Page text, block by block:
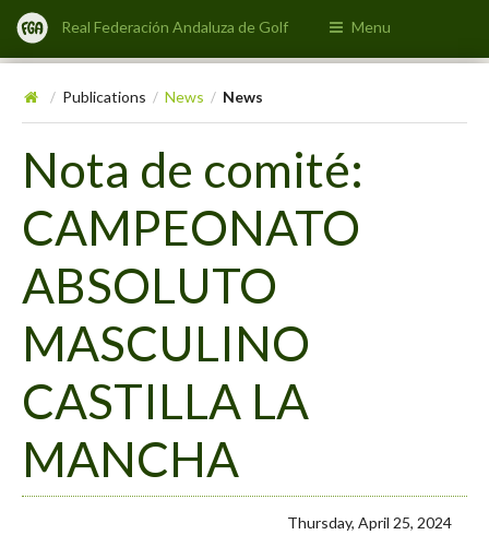
Real Federación Andaluza de Golf Menu
/ Publications / News / News
Nota de comité:
CAMPEONATO
ABSOLUTO
MASCULINO
CASTILLA LA
MANCHA
Thursday, April 25, 2024